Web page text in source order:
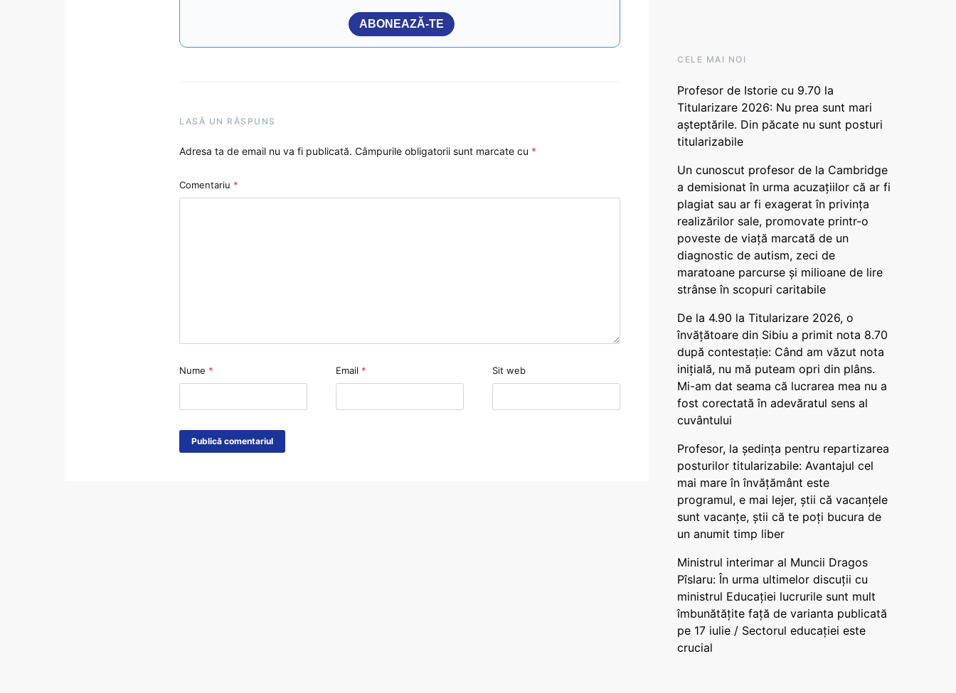
ABONEAZĂ-TE
LASĂ UN RĂSPUNS
Adresa ta de email nu va fi publicată. Câmpurile obligatorii sunt marcate cu *
Comentariu *
Nume * Email * Sit web
CELE MAI NOI
Profesor de Istorie cu 9.70 la
Titularizare 2026: Nu prea sunt mari
așteptările. Din păcate nu sunt posturi
titularizabile
Un cunoscut profesor de la Cambridge
a demisionat în urma acuzațiilor că ar fi
plagiat sau ar fi exagerat în privința
realizărilor sale, promovate printr-o
poveste de viață marcată de un
diagnostic de autism, zeci de
maratoane parcurse și milioane de lire
strânse în scopuri caritabile
De la 4.90 la Titularizare 2026, o
învățătoare din Sibiu a primit nota 8.70
după contestație: Când am văzut nota
inițială, nu mă puteam opri din plâns.
Mi-am dat seama că lucrarea mea nu a
fost corectată în adevăratul sens al
cuvântului
Profesor, la ședința pentru repartizarea
posturilor titularizabile: Avantajul cel
mai mare în învățământ este
programul, e mai lejer, știi că vacanțele
sunt vacanţe, știi că te poți bucura de
un anumit timp liber
Ministrul interimar al Muncii Dragos
Pîslaru: În urma ultimelor discuții cu
ministrul Educației lucrurile sunt mult
îmbunătățite față de varianta publicată
pe 17 iulie / Sectorul educației este
crucial